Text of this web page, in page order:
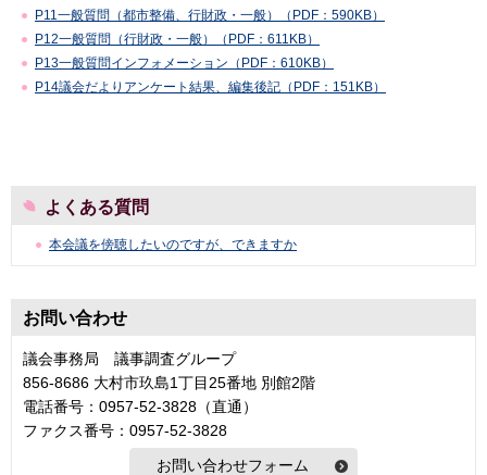
P11一般質問（都市整備、行財政・一般）（PDF：590KB）
P12一般質問（行財政・一般）（PDF：611KB）
P13一般質問インフォメーション（PDF：610KB）
P14議会だよりアンケート結果、編集後記（PDF：151KB）
よくある質問
本会議を傍聴したいのですが、できますか
お問い合わせ
議会事務局 議事調査グループ
856-8686 大村市玖島1丁目25番地 別館2階
電話番号：0957-52-3828（直通）
ファクス番号：0957-52-3828